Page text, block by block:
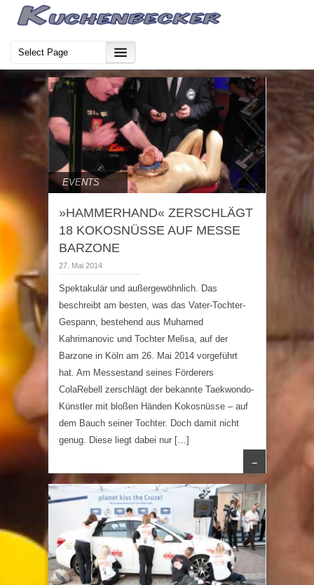
EVENTS
»HAMMERHAND« ZERSCHLÄGT
18 KOKOSNÜSSE AUF MESSE
BARZONE
27. Mai 2014
Spektakulär und außergewöhnlich. Das
beschreibt am besten, was das Vater-Tochter-
Gespann, bestehend aus Muhamed
Kahrimanovic und Tochter Melisa, auf der
Barzone in Köln am 26. Mai 2014 vorgeführt
hat. Am Messestand seines Förderers
ColaRebell zerschlägt der bekannte Taekwondo-
Künstler mit bloßen Händen Kokosnüsse – auf
dem Bauch seiner Tochter. Doch damit nicht
genug. Diese liegt dabei nur […]
→